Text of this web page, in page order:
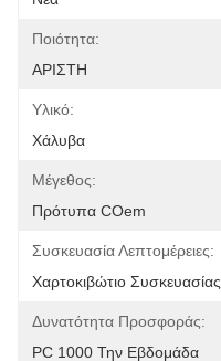
Ποιότητα:
ΑΡΙΣΤΗ
Υλικό:
Χάλυβα
Μέγεθος:
Πρότυπα COem
Συσκευασία Λεπτομέρειες:
Χαρτοκιβώτιο Συσκευασίας
Δυνατότητα Προσφοράς:
PC 1000 Την Εβδομάδα